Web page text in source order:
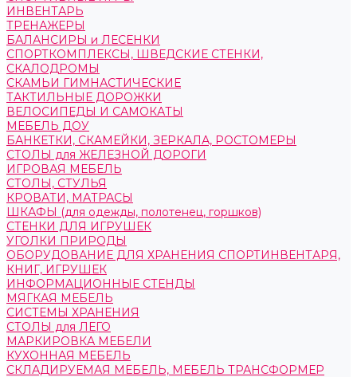
ИНВЕНТАРЬ
ТРЕНАЖЕРЫ
БАЛАНСИРЫ и ЛЕСЕНКИ
СПОРТКОМПЛЕКСЫ, ШВЕДСКИЕ СТЕНКИ,
СКАЛОДРОМЫ
СКАМЬИ ГИМНАСТИЧЕСКИЕ
ТАКТИЛЬНЫЕ ДОРОЖКИ
ВЕЛОСИПЕДЫ И САМОКАТЫ
МЕБЕЛЬ ДОУ
БАНКЕТКИ, СКАМЕЙКИ, ЗЕРКАЛА, РОСТОМЕРЫ
СТОЛЫ для ЖЕЛЕЗНОЙ ДОРОГИ
ИГРОВАЯ МЕБЕЛЬ
СТОЛЫ, СТУЛЬЯ
КРОВАТИ, МАТРАСЫ
ШКАФЫ (для одежды, полотенец, горшков)
СТЕНКИ ДЛЯ ИГРУШЕК
УГОЛКИ ПРИРОДЫ
ОБОРУДОВАНИЕ ДЛЯ ХРАНЕНИЯ СПОРТИНВЕНТАРЯ,
КНИГ, ИГРУШЕК
ИНФОРМАЦИОННЫЕ СТЕНДЫ
МЯГКАЯ МЕБЕЛЬ
СИСТЕМЫ ХРАНЕНИЯ
СТОЛЫ для ЛЕГО
МАРКИРОВКА МЕБЕЛИ
КУХОННАЯ МЕБЕЛЬ
СКЛАДИРУЕМАЯ МЕБЕЛЬ, МЕБЕЛЬ ТРАНСФОРМЕР